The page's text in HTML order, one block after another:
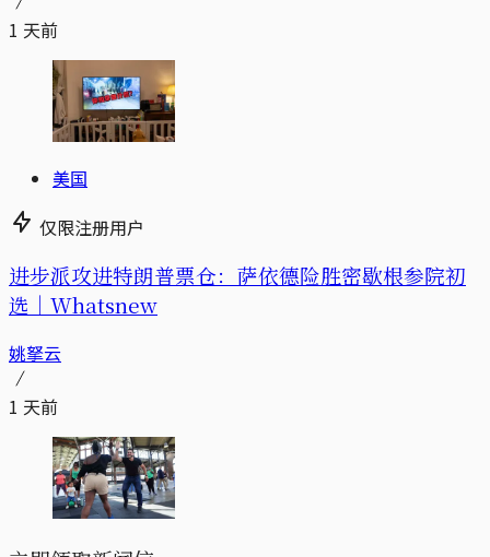
1 天前
美国
仅限注册用户
进步派攻进特朗普票仓：萨依德险胜密歇根参院初
选｜Whatsnew
姚拏云
1 天前